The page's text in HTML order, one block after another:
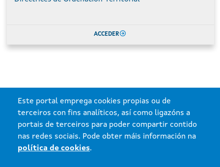
Este portal emprega cookies propias ou de
terceiros con fins analíticos, así como ligazóns a
portais de terceiros para poder compartir contido
nas redes sociais. Pode obter máis información na
política de cookies.
ACCEDER